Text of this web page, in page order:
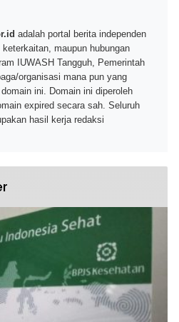
adalah portal berita independen
maupun hubungan
IUWASH Tangguh, Pemerintah
organisasi mana pun yang
ini. Domain ini diperoleh
expired secara sah. Seluruh
hasil kerja redaksi